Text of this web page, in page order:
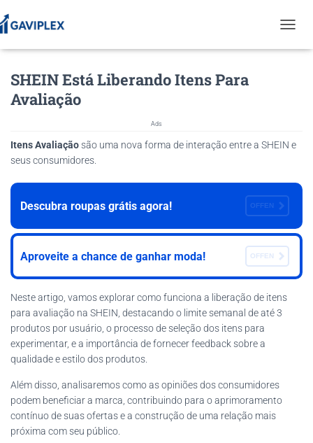
O
V
A
T
N
SHEIN Está Liberando Itens Para
Avaliação
Ads
Itens Avaliaçãosão uma nova forma de interação entre a SHEIN e
seus consumidores.
Descubra roupas grátis agora! OFFEN
Aproveite a chance de ganhar moda! OFFEN
Neste artigo, vamos explorar como funciona a liberação de itens
para avaliação na SHEIN, destacando o limite semanal de até 3
produtos por usuário, o processo de seleção dos itens para
experimentar, e a importância de fornecer feedback sobre a
qualidade e estilo dos produtos.
Além disso, analisaremos como as opiniões dos consumidores
podem beneficiar a marca, contribuindo para o aprimoramento
contínuo de suas ofertas e a construção de uma relação mais
próxima com seu público.